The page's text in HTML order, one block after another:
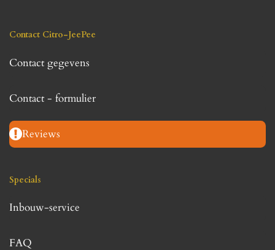
Contact Citro-JeePee
Contact gegevens
Contact - formulier
Reviews
Specials
Inbouw-service
FAQ